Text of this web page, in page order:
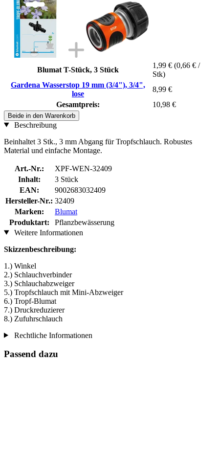
Blumat T-Stück, 3 Stück
1,99 € (0,66 € /
Stk)
Gardena Wasserstop 19 mm (3/4"), 3/4",
lose
8,99 €
Gesamtpreis:
10,98 €
Beide in den Warenkorb
Beschreibung
Beinhaltet 3 Stk., 3 mm Abgang für Tropfschlauch. Robustes
Material und einfache Montage.
Art.-Nr.:
XPF-WEN-32409
Inhalt:
3 Stück
EAN:
9002683032409
Hersteller-Nr.: 32409
Marken:
Blumat
Produktart:
Pflanzbewässerung
Weitere Informationen
Skizzenbeschreibung:
1.) Winkel
2.) Schlauchverbinder
3.) Schlauchabzweiger
5.) Tropfschlauch mit Mini-Abzweiger
6.) Tropf-Blumat
7.) Druckreduzierer
8.) Zufuhrschlauch
Rechtliche Informationen
Passend dazu